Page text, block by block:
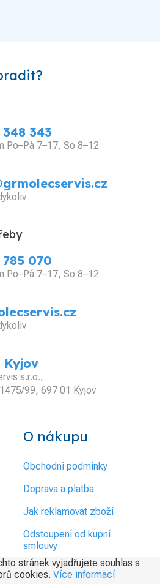
348 343
Po–Pá 7–17, So 8–12
070
Po–Pá 7–17, So 8–12
Kyjov
s.r.o.,
99, 697 01 Kyjov
O nákupu
Obchodní podmínky
Doprava a platba
Jak reklamovat zboží
Odstoupení od kupní
smlouvy
stránek vyjadřujete souhlas s
cookies. Více informací